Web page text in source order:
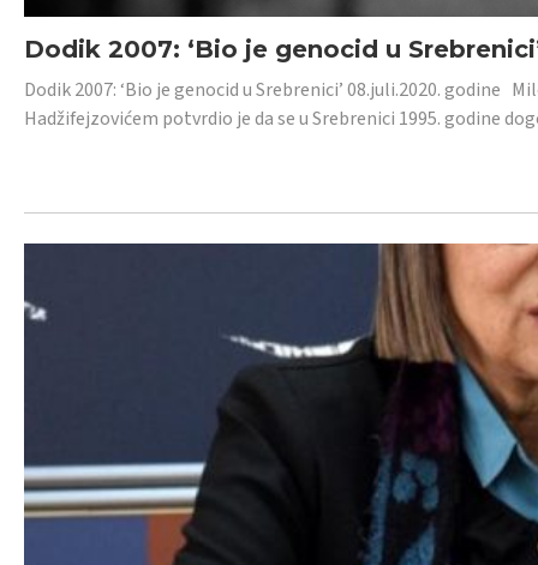
Dodik 2007: ‘Bio je genocid u
Dodik 2007: ‘Bio je genocid u Srebrenici’ 08.juli.2020. godine
Hadžifejzovićem potvrdio je da se u Srebrenici 1995. godine